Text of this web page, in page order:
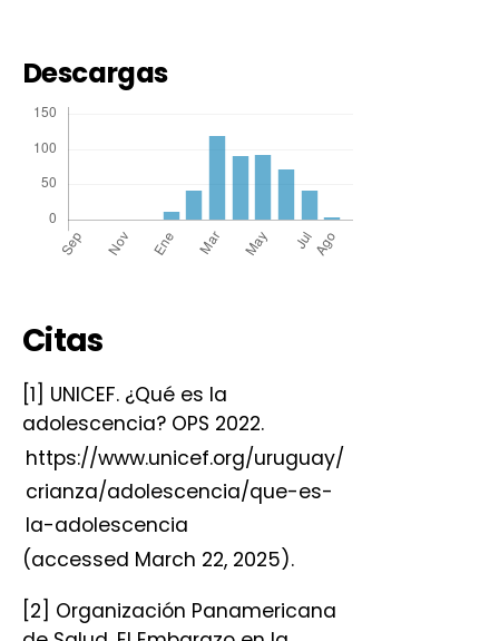
Descargas
Citas
[1] UNICEF. ¿Qué es la
adolescencia? OPS 2022.
https://www.unicef.org/uruguay/
crianza/adolescencia/que-es-
la-adolescencia
(accessed March 22, 2025).
[2] Organización Panamericana